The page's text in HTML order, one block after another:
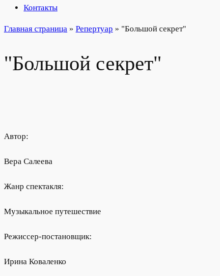
Контакты
Главная страница » Репертуар » "Большой секрет"
"Большой секрет"
Автор:
Вера Салеева
Жанр спектакля:
Музыкальное путешествие
Режиссер-постановщик:
Ирина Коваленко